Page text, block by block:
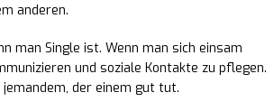
anderen.
man Single ist. Wenn man sich einsam
und soziale Kontakte zu pflegen.
der einem gut tut.